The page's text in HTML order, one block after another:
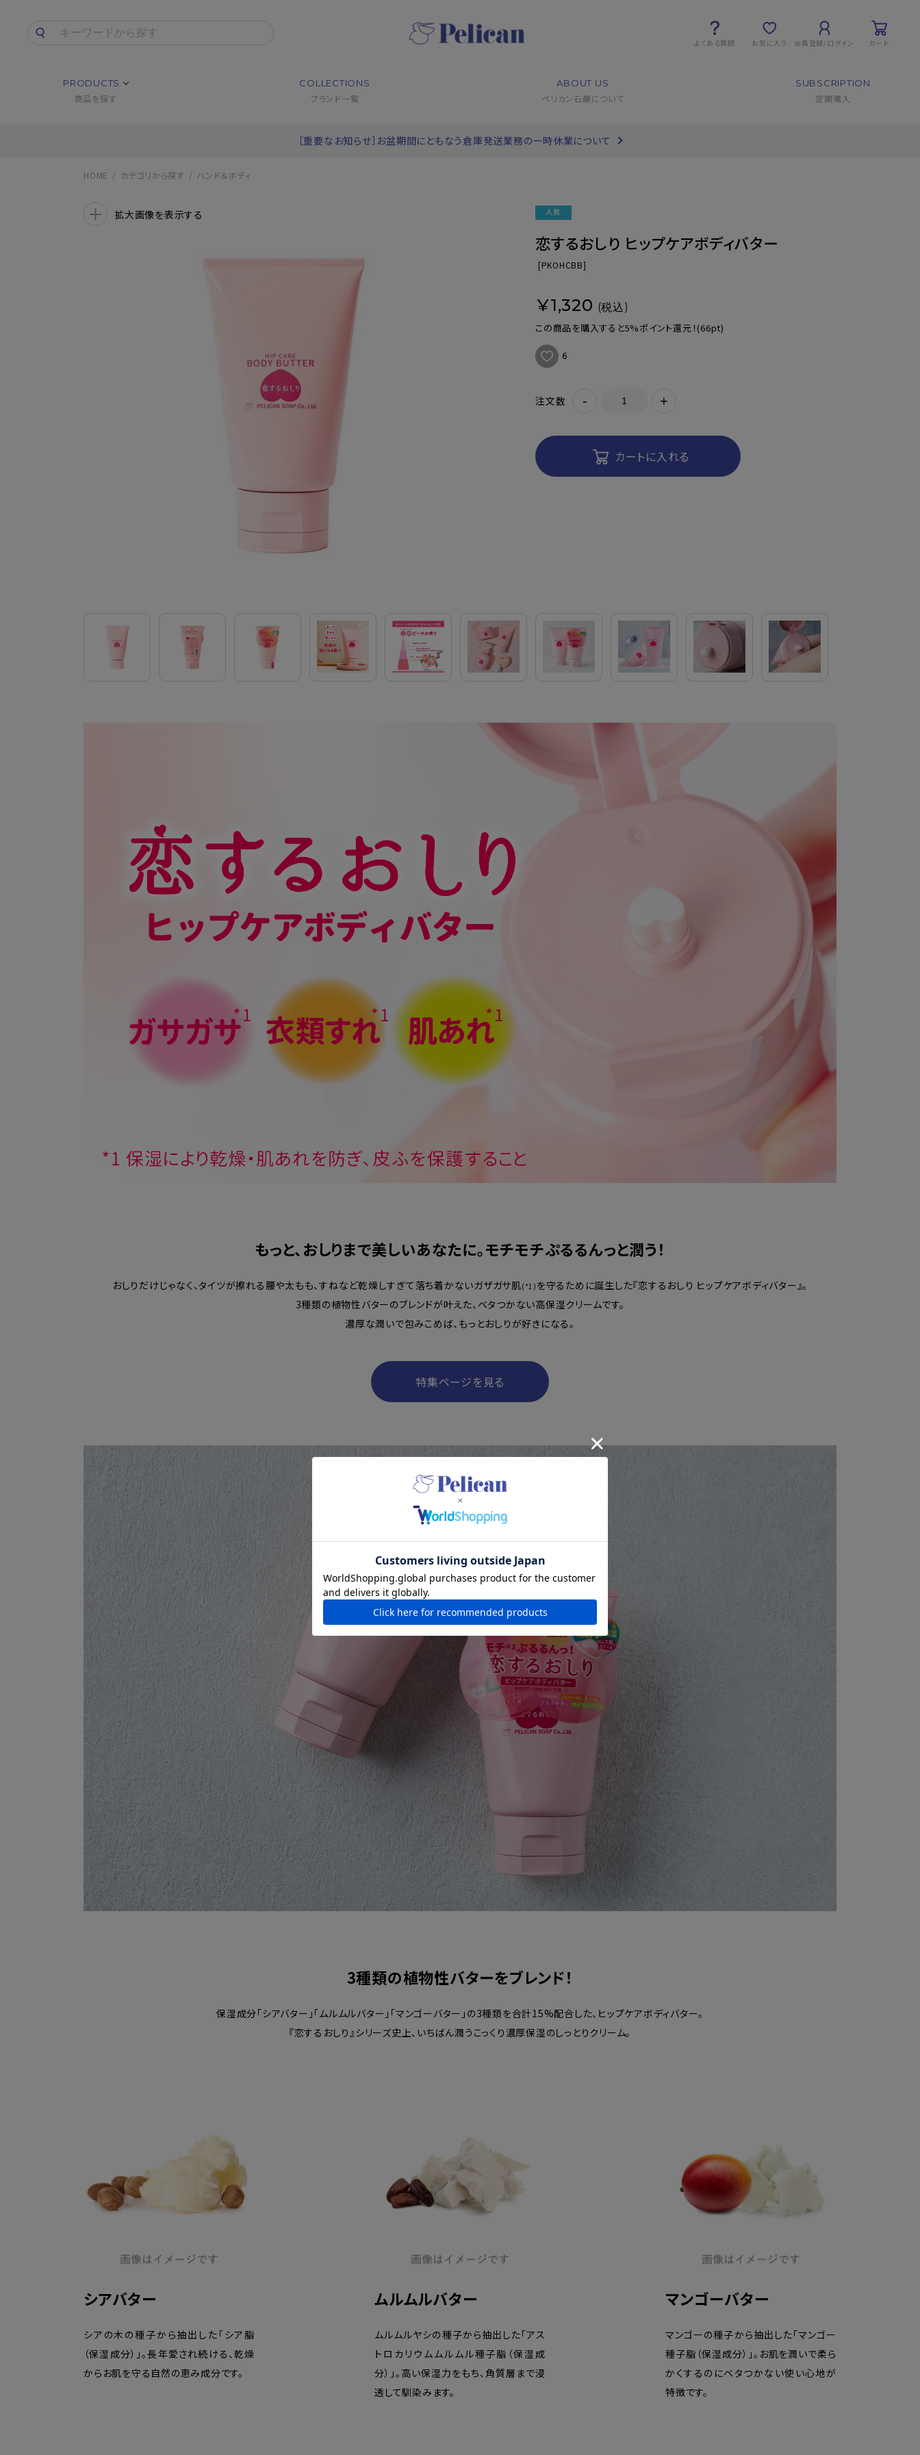
よくある質問 お気に入り 会員登録/ログイン カート
PRODUCTS
商品を探す
COLLECTIONS
ブランド一覧
ABOUT US
ペリカン石鹸について
SUBSCRIPTION
定期購入
［重要なお知らせ］お盆期間にともなう倉庫発送業務の一時休業について
HOME カテゴリから探す ハンド＆ボディ
拡大画像を表示する
恋するおしり ヒップケアボディバター
[PKOHCBB]
¥1,320 (税込)
この商品を購入すると5%ポイント還元！(66pt)
6
注文数 - +
カートに入れる
もっと、おしりまで美しいあなたに。モチモチぷるるんっと潤う！
おしりだけじゃなく、タイツが擦れる腰や太もも、すねなど乾燥しすぎて落ち着かないガザガサ肌(*1) を守るために誕生した『恋するおしり ヒップケアボディバター』。
3種類の植物性バターのブレンドが叶えた、ベタつかない高保湿クリームです。
濃厚な潤いで包みこめば、もっとおしりが好きになる。
特集ページを見る
3種類の植物性バターをブレンド！
保湿成分「シアバター」「ムルムルバター」「マンゴーバター」の3種類を合計15%配合した、ヒップケアボディバター。
『恋するおしり』シリーズ史上、いちばん潤うこっくり濃厚保湿のしっとりクリーム。
シアバター
シアの木の種子から抽出した「シア脂
（保湿成分）」。長年愛され続ける、乾燥
からお肌を守る自然の恵み成分です。
ムルムルバター
ムルムルヤシの種子から抽出した「アス
トロカリウムムルムル種子脂（保湿成
分）」。高い保湿力をもち、角質層まで浸
透して馴染みます。
マンゴーバター
マンゴーの種子から抽出した「マンゴー
種子脂（保湿成分）」。お肌を潤いで柔ら
かくするのにベタつかない使い心地が
特徴です。